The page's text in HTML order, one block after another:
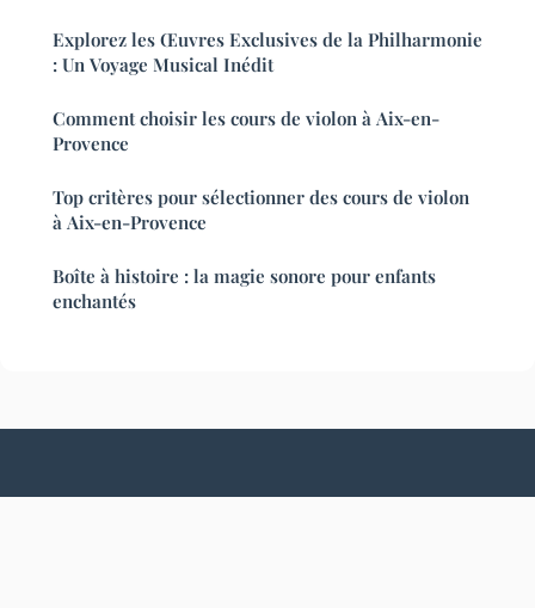
Explorez les Œuvres Exclusives de la Philharmonie
: Un Voyage Musical Inédit
Comment choisir les cours de violon à Aix-en-
Provence
Top critères pour sélectionner des cours de violon
à Aix-en-Provence
Boîte à histoire : la magie sonore pour enfants
enchantés
Sujis